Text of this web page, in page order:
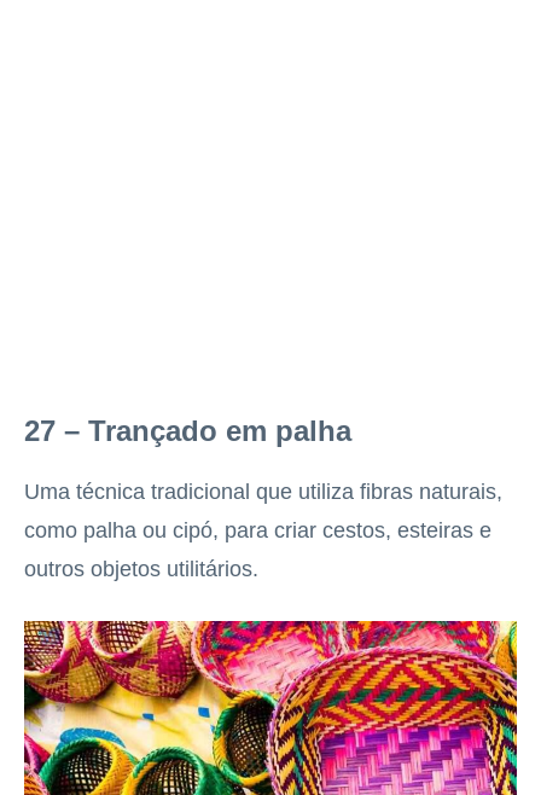
27 – Trançado em palha
Uma técnica tradicional que utiliza fibras naturais,
como palha ou cipó, para criar cestos, esteiras e
outros objetos utilitários.